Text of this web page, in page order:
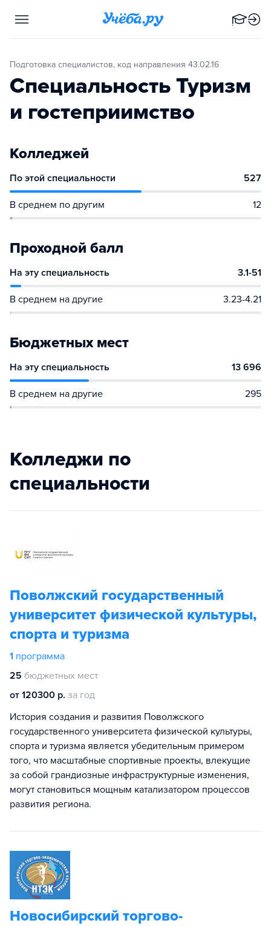
Подготовка специалистов, код направления 43.02.16
Специальность Туризм
и гостеприимство
Колледжей
По этой специальности 527
В среднем по другим 12
Проходной балл
На эту специальность 3.1-51
В среднем на другие 3.23-4.21
Бюджетных мест
На эту специальность 13 696
В среднем на другие 295
Колледжи по
специальности
Поволжский государственный
университет физической культуры,
спорта и туризма
1 программа
25 бюджетных мест
от 120300 р. за год
История создания и развития Поволжского
государственного университета физической культуры,
спорта и туризма является убедительным примером
того, что масштабные спортивные проекты, влекущие
за собой грандиозные инфраструктурные изменения,
могут становиться мощным катализатором процессов
развития региона.
Новосибирский торгово-